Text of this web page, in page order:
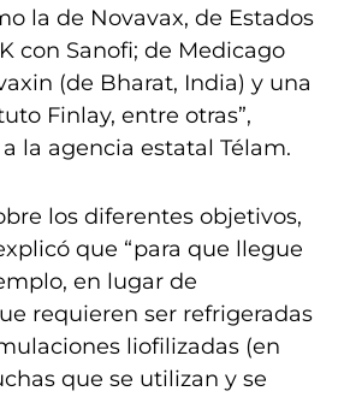
la de Novavax, de Estados
con Sanofi; de Medicago
(de Bharat, India) y una
Finlay, entre otras”,
la agencia estatal Télam.
los diferentes objetivos,
que “para que llegue
en lugar de
requieren ser refrigeradas
liofilizadas (en
que se utilizan y se